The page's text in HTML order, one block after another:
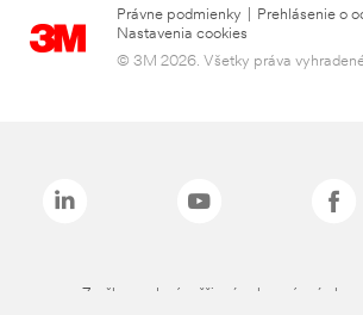
Právne podmienky Prehlásenie o
Nastavenia cookies
© 3M 2026. Všetky práva
Značky uvedené vyššie sú ochranné známky